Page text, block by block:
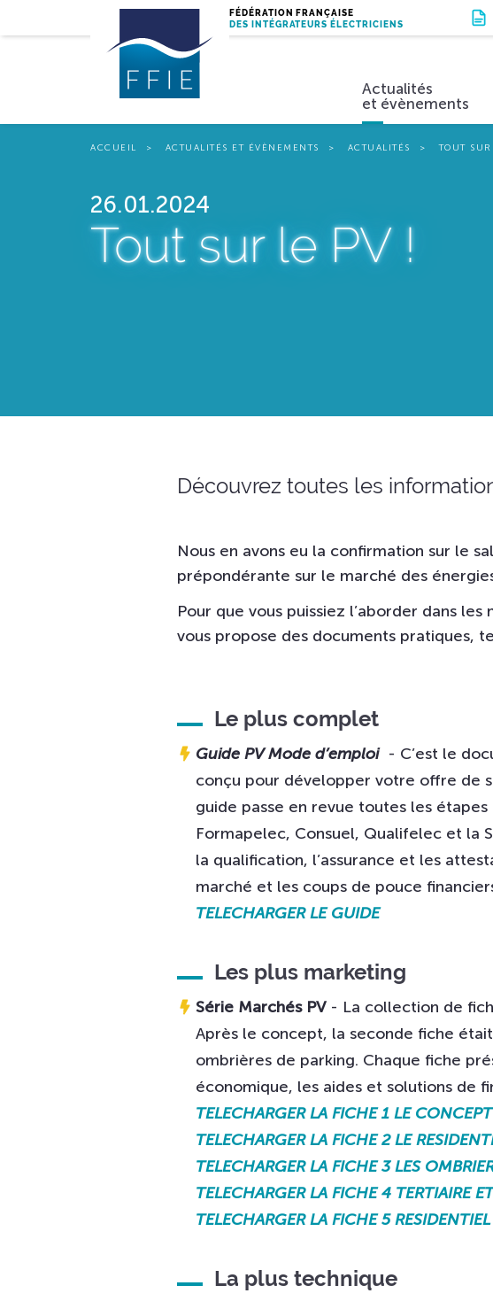
FÉDÉRATION FRANÇAISE
DES INTÉGRATEURS ÉLECTRICIENS
Actualités
et évènements
ACCUEIL ACTUALITÉS ET ÉVÈNEMENTS ACTUALITÉS TOUT
26.01.2024
Tout sur le PV !
Découvrez toutes les
Nous en avons eu la confirmation sur le
prépondérante sur le marché des
Pour que vous puissiez l’aborder dans
vous propose des documents pratiques,
Le plus complet
Guide PV Mode d’emploi- C’est le
conçu pour développer votre offre de
guide passe en revue toutes les
Formapelec, Consuel, Qualifelec et la
la qualification, l’assurance et les
marché et les coups de pouce
TELECHARGER LE GUIDE
Les plus marketing
Série Marchés PV - La collection de
Après le concept, la seconde fiche
ombrières de parking. Chaque fiche
économique, les aides et solutions de
TELECHARGER LA FICHE 1 LE CONCEPT
TELECHARGER LA FICHE 2 LE
TELECHARGER LA FICHE 3 LES
TELECHARGER LA FICHE 4 TERTIAIRE
TELECHARGER LA FICHE 5
La plus technique